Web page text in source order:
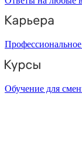
Обучение для